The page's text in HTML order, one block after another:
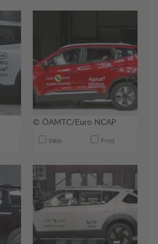
© ÖAMTC/Euro NCAP
Web Print